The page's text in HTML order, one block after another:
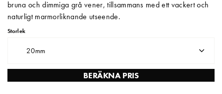
Matberedare & Mixer
bruna och dimmiga grå vener, tillsammans med ett vackert och
naturligt marmorliknande utseende.
Storlek
20mm
BERÄKNA PRIS